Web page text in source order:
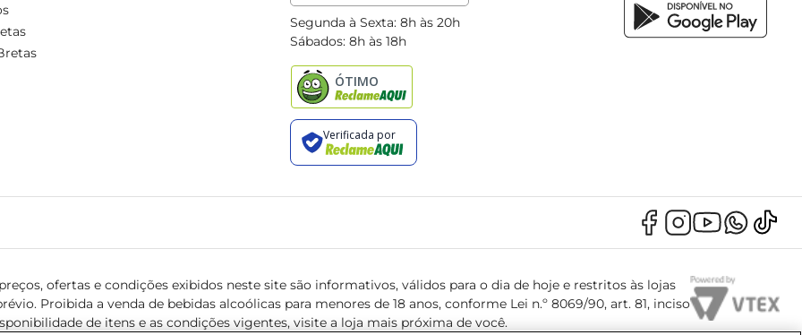
Segunda à Sexta: 8h às 20h
Sábados: 8h às 18h
ofertas e condições exibidos neste site são informativos, válidos para o dia de hoje e restritos às lojas
Proibida a venda de bebidas alcoólicas para menores de 18 anos, conforme Lei n.º 8069/90, art. 81, inciso
de itens e as condições vigentes, visite a loja mais próxima de você.